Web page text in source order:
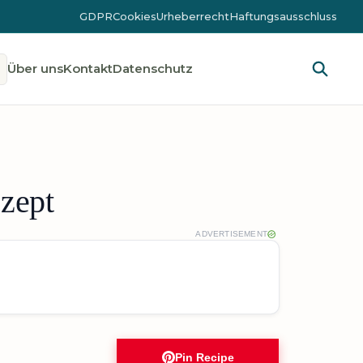
GDPRCookiesUrheberrechtHaftungsausschluss
Über unsKontaktDatenschutz
ADVERTISEMENT
Pin Recipe